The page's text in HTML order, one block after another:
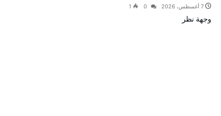
7 أغسطس، 2026 1
وجهة نظر